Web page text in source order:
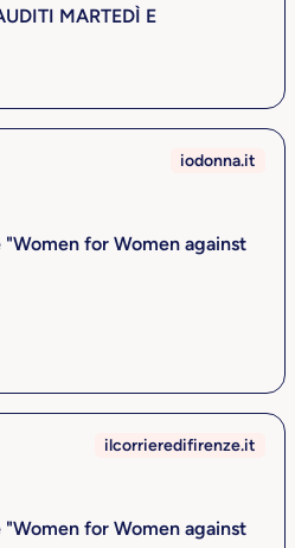
MARTEDÌ E
iodonna.it
for Women against
ilcorrieredifirenze.it
for Women against